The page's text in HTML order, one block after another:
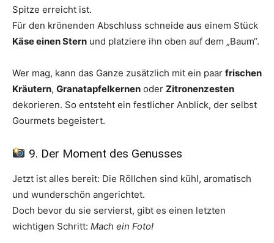
Spitze erreicht ist.
Für den krönenden Abschluss schneide aus einem Stück
Käse einen Stern und platziere ihn oben auf dem „Baum“.
Wer mag, kann das Ganze zusätzlich mit ein paar frischen
Kräutern, Granatapfelkernen oder Zitronenzesten
dekorieren. So entsteht ein festlicher Anblick, der selbst
Gourmets begeistert.
9. Der Moment des Genusses
Jetzt ist alles bereit: Die Röllchen sind kühl, aromatisch
und wunderschön angerichtet.
Doch bevor du sie servierst, gibt es einen letzten
wichtigen Schritt: Mach ein Foto!